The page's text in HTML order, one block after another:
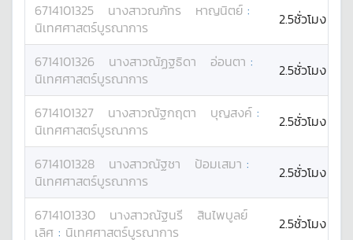
6714101325 นางสาวณภัทร หาญนิตย์ :
นิเทศศาสตร์บูรณาการ
2.5ชั่วโมง
6714101326 นางสาวณัฏฐธิดา อ่อนตา :
นิเทศศาสตร์บูรณาการ
2.5ชั่วโมง
6714101327 นางสาวณัฐกฤตา บุญสงค์ :
นิเทศศาสตร์บูรณาการ
2.5ชั่วโมง
6714101328 นางสาวณัฐชา ป้อมเสมา :
นิเทศศาสตร์บูรณาการ
2.5ชั่วโมง
6714101330 นางสาวณัฐนรี
สินไพบูลย์
เลิศ : นิเทศศาสตร์บูรณาการ 2.5ชั่วโมง